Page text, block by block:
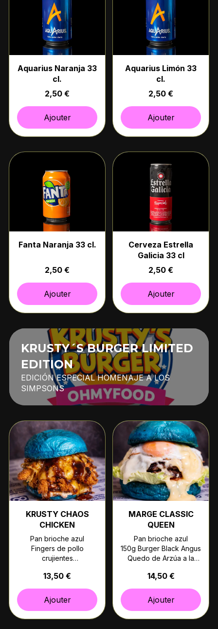
Aquarius Naranja 33
cl.
2,50 €
Ajouter
Aquarius Limón 33
cl.
2,50 €
Ajouter
Fanta Naranja 33 cl.
2,50 €
Ajouter
Cerveza Estrella
Galicia 33 cl
2,50 €
Ajouter
KRUSTY´S BURGER LIMITED
EDITION
EDICIÓN ESPECIAL HOMENAJE A LOS
SIMPSONS
KRUSTY CHAOS
CHICKEN
Pan brioche azul
Fingers de pollo
crujientes
Salsa BBQ
13,50 €
Ajouter
MARGE CLASSIC
QUEEN
Pan brioche azul
150g Burger Black Angus
Quedo de Arzúa a la
Bacon crujiente
Huevo frito
Lechuga y tomate
14,50 €
Ajouter